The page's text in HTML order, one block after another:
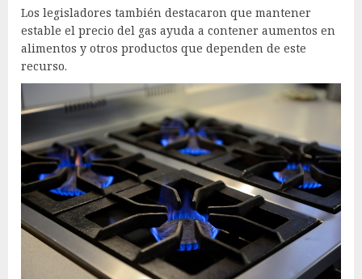
Los legisladores también destacaron que mantener
estable el precio del gas ayuda a contener aumentos en
alimentos y otros productos que dependen de este
recurso.